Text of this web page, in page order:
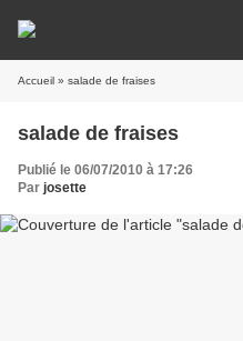
Accueil » salade de fraises
salade de fraises
Publié le 06/07/2010 à 17:26
Par josette